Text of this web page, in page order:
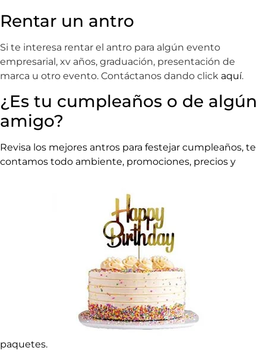
Rentar un antro
Si te interesa rentar el antro para algún evento
empresarial, xv años, graduación, presentación de
marca u otro evento. Contáctanos dando click aquí.
¿Es tu cumpleaños o de algún
amigo?
Revisa los mejores antros para festejar cumpleaños, te
contamos todo ambiente, promociones, precios y
paquetes.